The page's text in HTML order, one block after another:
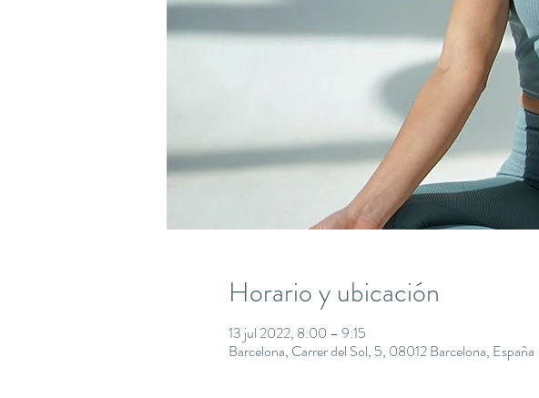
Horario y ubicación
13 jul 2022, 8:00 – 9:15
Barcelona, Carrer del Sol, 5, 08012 Barcelona, España